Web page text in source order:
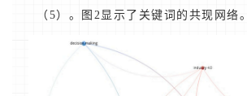
（5）。图2显示了关键词的共现网络。